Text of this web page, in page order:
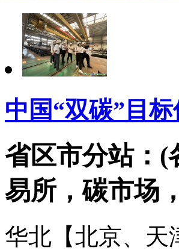
中国“双碳”目
省区市分站：(
易所，碳市场
华北【北京、天